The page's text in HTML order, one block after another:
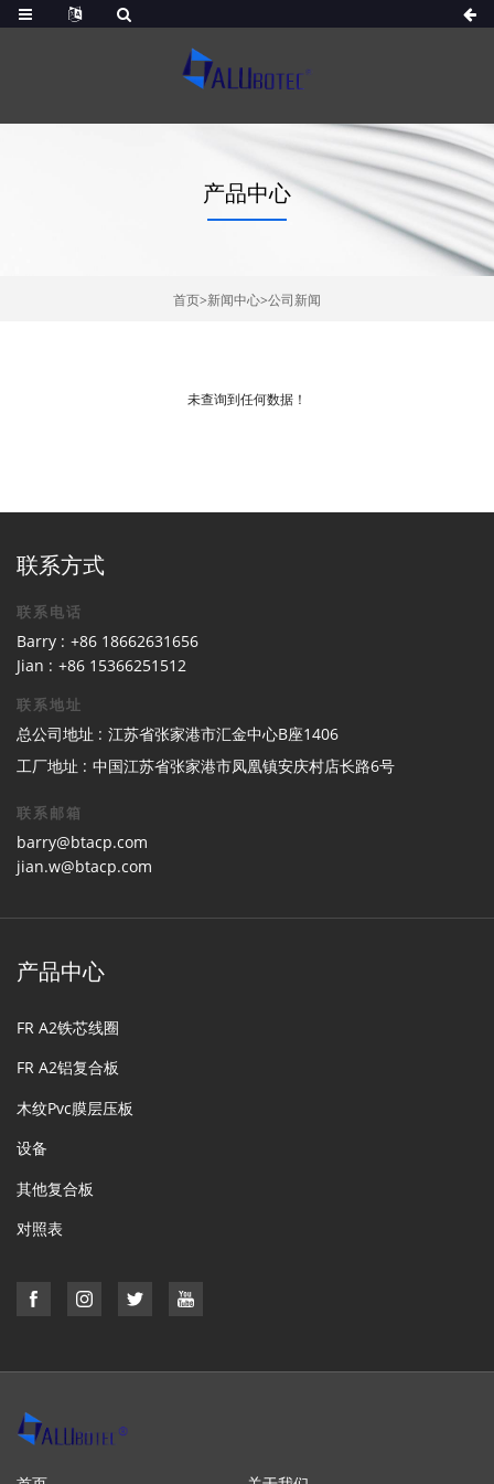
产品中心
首页>新闻中心>公司新闻
未查询到任何数据！
联系方式
联系电话
Barry : +86 18662631656
Jian : +86 15366251512
联系地址
总公司地址 : 江苏省张家港市汇金中心B座1406
工厂地址 : 中国江苏省张家港市凤凰镇安庆村店长路6号
联系邮箱
barry@btacp.com
jian.w@btacp.com
产品中心
FR A2铁芯线圈
FR A2铝复合板
木纹Pvc膜层压板
设备
其他复合板
对照表